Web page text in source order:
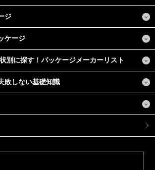
ジ
ケージ
別に探す！パッケージメーカーリスト
敗しない基礎知識